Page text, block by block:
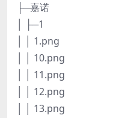
├─嘉诺
│ ├─1
│ │ 1.png
│ │ 10.png
│ │ 11.png
│ │ 12.png
│ │ 13.png